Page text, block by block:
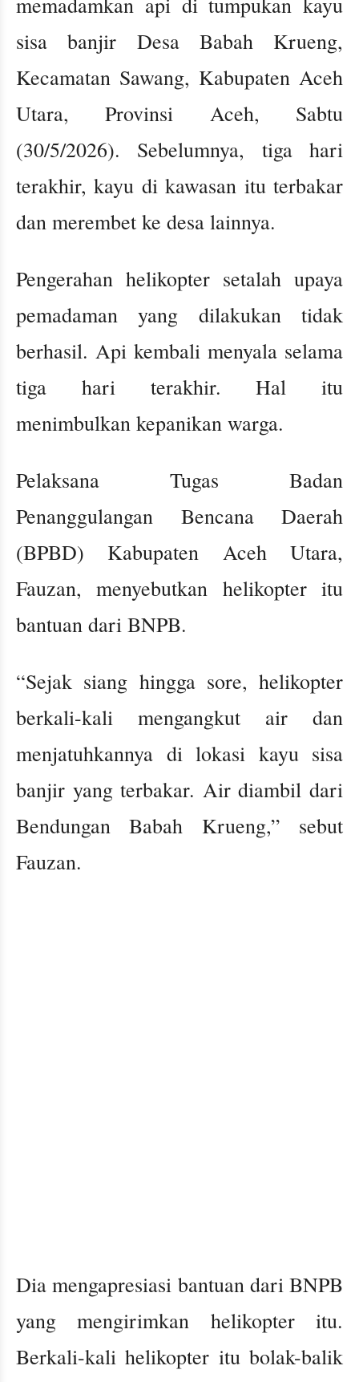
sisa banjir Desa Babah Krueng,
Kecamatan Sawang, Kabupaten Aceh
Utara, Provinsi Aceh, Sabtu
(30/5/2026). Sebelumnya, tiga hari
terakhir, kayu di kawasan itu terbakar
dan merembet ke desa lainnya.
Pengerahan helikopter setalah upaya
pemadaman yang dilakukan tidak
berhasil. Api kembali menyala selama
tiga hari terakhir. Hal itu
menimbulkan kepanikan warga.
Pelaksana Tugas Badan
Penanggulangan Bencana Daerah
(BPBD) Kabupaten Aceh Utara,
Fauzan, menyebutkan helikopter itu
bantuan dari BNPB.
“Sejak siang hingga sore, helikopter
berkali-kali mengangkut air dan
menjatuhkannya di lokasi kayu sisa
banjir yang terbakar. Air diambil dari
Bendungan Babah Krueng,” sebut
Fauzan.
Dia mengapresiasi bantuan dari BNPB
yang mengirimkan helikopter itu.
Berkali-kali helikopter itu bolak-balik